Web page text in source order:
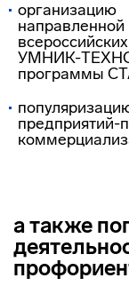
УМНИК-
программы
а также